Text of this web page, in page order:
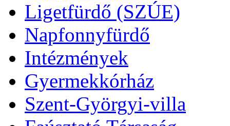
Ligetfürdő (SZÚE)
Napfonnyfürdő
Intézmények
Gyermekkórház
Szent-Györgyi-villa